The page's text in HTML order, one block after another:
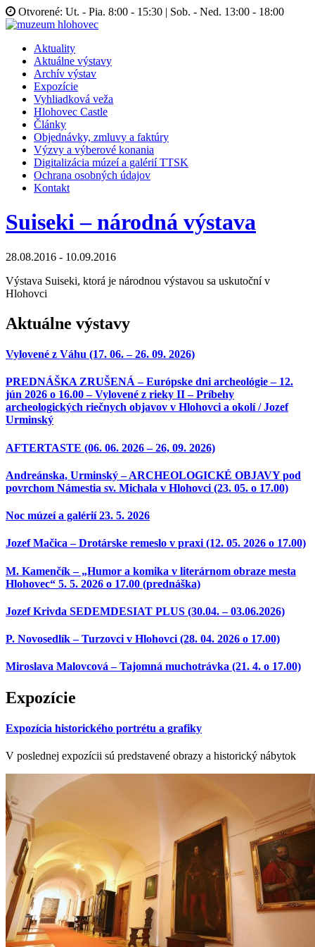
Otvorené: Ut. - Pia. 8:00 - 15:30 | Sob. - Ned. 13:00 - 18:00
Aktuality
Aktuálne výstavy
Archív výstav
Expozície
Vyhliadková veža
Hlohovec Castle
Články
Objednávky, zmluvy a faktúry
Výzvy a výberové konania
Digitalizácia múzeí a galérií TTSK
Ochrana osobných údajov
Kontakt
Suiseki – národná výstava
28.08.2016 - 10.09.2016
Výstava Suiseki, ktorá je národnou výstavou sa uskutoční v
Hlohovci
Aktuálne výstavy
Vylovené z Váhu (17. 06. – 26. 09. 2026)
PREDNÁŠKA ZRUŠENÁ – Európske dni archeológie – 12.
jún 2026 o 16.00 – Vylovené z rieky II – Príbehy
archeologických riečnych objavov v Hlohovci a okolí / Jozef
Urminský
AFTERTASTE (06. 06. 2026 – 26, 09. 2026)
Andreánska, Urminský – ARCHEOLOGICKÉ OBJAVY pod
povrchom Námestia sv. Michala v Hlohovci (23. 05. o 17.00)
Noc múzeí a galérií 23. 5. 2026
Jozef Mačica – Drotárske remeslo v praxi (12. 05. 2026 o 17.00)
M. Kamenčík – „Humor a komika v literárnom obraze mesta
Hlohovec“ 5. 5. 2026 o 17.00 (prednáška)
Jozef Krivda SEDEMDESIAT PLUS (30.04. – 03.06.2026)
P. Novosedlík – Turzovci v Hlohovci (28. 04. 2026 o 17.00)
Miroslava Malovcová – Tajomná muchotrávka (21. 4. o 17.00)
Expozície
Expozícia historického portrétu a grafiky
V poslednej expozícii sú predstavené obrazy a historický nábytok